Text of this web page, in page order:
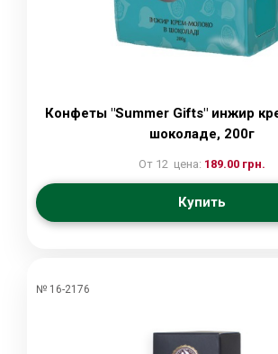
Конфеты "Summer Gifts" инжир
шоколаде, 200г
От 12 цена: 189.00 грн.
Купить
№ 16-2176